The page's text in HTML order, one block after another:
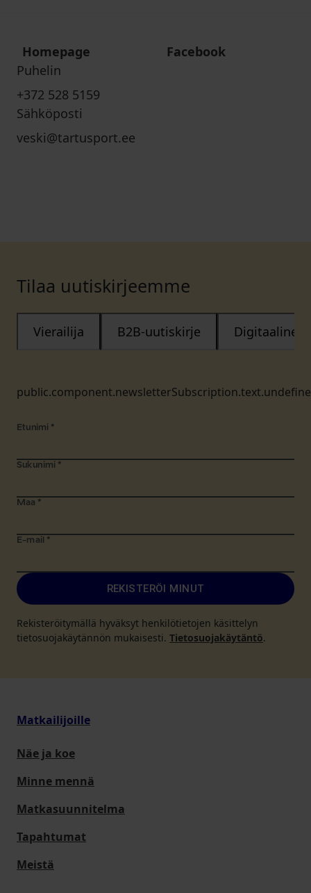
Homepage
Facebook
Puhelin
+372 528 5159
Sähköposti
veski@tartusport.ee
Tilaa uutiskirjeemme
Vierailija B2B-uutiskirje Digitaalinen
Etunimi *
Sukunimi *
Maa *
E-mail *
REKISTERÖI MINUT
Rekisteröitymällä hyväksyt henkilötietojen käsittelyn
tietosuojakäytännön mukaisesti. Tietosuojakäytäntö.
Matkailijoille
Näe ja koe
Minne mennä
Matkasuunnitelma
Tapahtumat
Meistä